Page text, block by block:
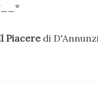
Piacere di